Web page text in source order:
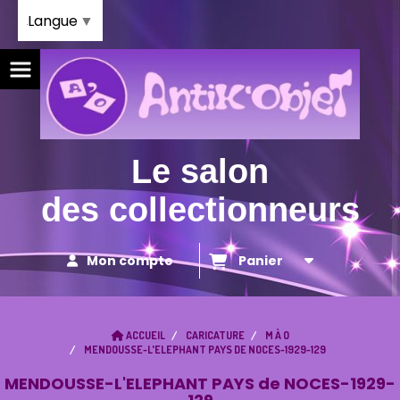
Le salon
des collectionneurs
Mon compte Panier
ACCUEIL CARICATURE
M À O
MENDOUSSE-L'ELEPHANT PAYS DE NOCES-1929-129
MENDOUSSE-L'ELEPHANT PAYS de NOCES-1929-
Langue ▼